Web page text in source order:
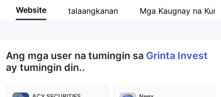
Kumpanya
Website talaangkanan Mga Kaugnay na
Ang mga user na tumingin sa Grinta Invest
ay tumingin din..